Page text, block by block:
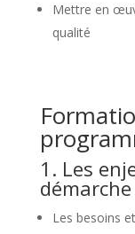
Mettre en
qualité
1. Les
Les besoins